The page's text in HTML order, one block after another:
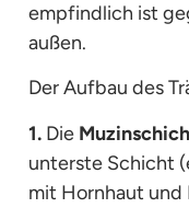
empfindlich ist
außen.
Der Aufbau des
1. Die
unterste Schicht
mit Hornhaut und